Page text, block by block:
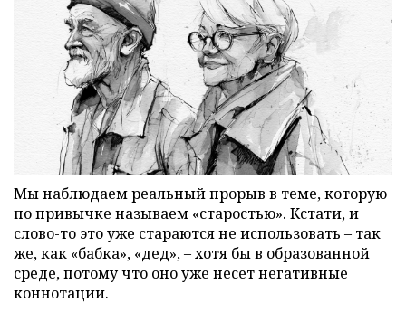
Мы наблюдаем реальный прорыв в теме, которую
по привычке называем «старостью». Кстати, и
слово-то это уже стараются не использовать – так
же, как «бабка», «дед», – хотя бы в образованной
среде, потому что оно уже несет негативные
коннотации.